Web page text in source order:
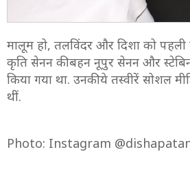
मालूम हो, तलविंदर और दिशा को पहली
कृति सेनन की बहन नूपुर सेनन और
किया गया था. उनकी ये तस्वीरें सोशल
थीं.
Photo: Instagram